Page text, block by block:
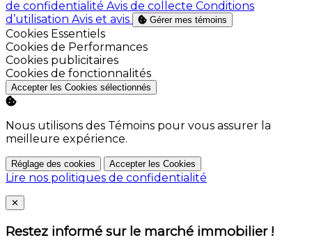
de confidentialité Avis de collecte Conditions
d’utilisation Avis et avis Gérer mes témoins
Activer
Cookies Essentiels
Activer
Cookies de Performances
Activer
Cookies publicitaires
Activer
Cookies de fonctionnalités
Accepter les Cookies sélectionnés
Nous utilisons des Témoins pour vous assurer la
meilleure expérience.
Réglage des cookies Accepter les Cookies
Lire nos politiques de confidentialité
Close
✕
Restez informé sur le marché immobilier !